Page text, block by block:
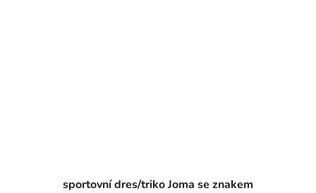
sportovní dres/triko Joma se znakem